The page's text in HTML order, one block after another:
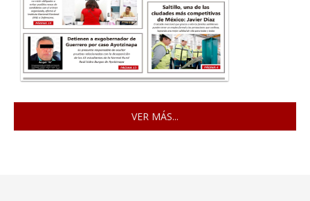
VER MÁS...